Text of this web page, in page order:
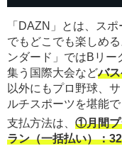
「DAZN」とは、ス
でもどこでも楽しめ
ンダード」ではBリ
集う国際大会などバ
以外にもプロ野球、
ルチスポーツを堪能で
支払方法は、 ①月間プ
ラン（一括払い）：